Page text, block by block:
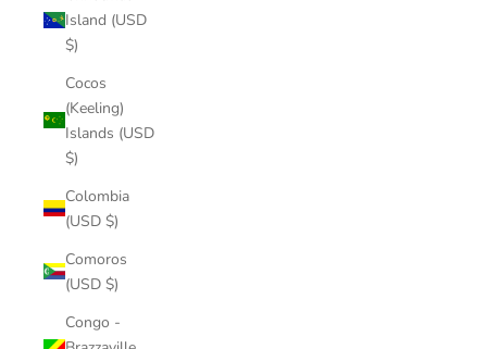
Island (USD
$)
Cocos
(Keeling)
Islands (USD
$)
Colombia
(USD $)
Comoros
(USD $)
Congo -